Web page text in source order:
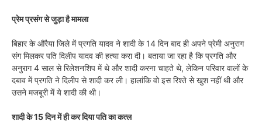
प्रेम प्रसंग से जुड़ा है मामला
बिहार के औरैया जिले में प्रगति यादव ने शादी के 14 दिन बाद ही अपने प्रेमी अनुराग
संग मिलकर पति दिलीप यादव की हत्या करा दी। बताया जा रहा है कि प्रगति और
अनुराग 4 साल से रिलेशनशिप में थे और शादी करना चाहते थे, लेकिन परिवार वालों के
दबाव में प्रगति ने दिलीप से शादी कर ली। हालांकि वो इस रिश्ते से खुश नहीं थी और
उसने मजबूरी में ये शादी की थी।
शादी के 15 दिन में ही कर दिया पति का कत्ल